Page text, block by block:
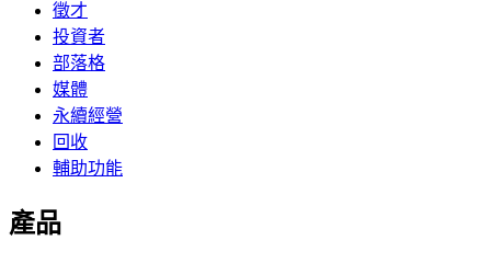
徵才
投資者
部落格
媒體
永續經營
回收
輔助功能
產品